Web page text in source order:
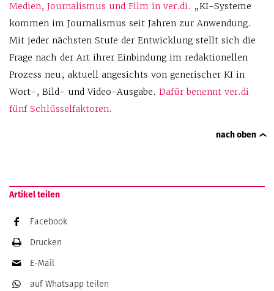
Medien, Journalismus und Film in ver.di. „KI-Systeme
kommen im Journalismus seit Jahren zur Anwendung.
Mit jeder nächsten Stufe der Entwicklung stellt sich die
Frage nach der Art ihrer Einbindung im redaktionellen
Prozess neu, aktuell angesichts von generischer KI in
Wort-, Bild- und Video-Ausgabe. Dafür benennt ver.di
fünf Schlüsselfaktoren.
nach oben
Artikel teilen
Facebook
Drucken
E-Mail
auf Whatsapp teilen